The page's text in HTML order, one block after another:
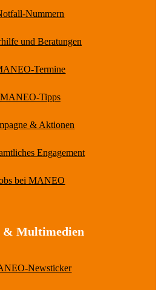
Nummern
und Beratungen
Termine
MANEO-Tipps
& Aktionen
Engagement
bei MANEO
& Multimedien
Newsticker